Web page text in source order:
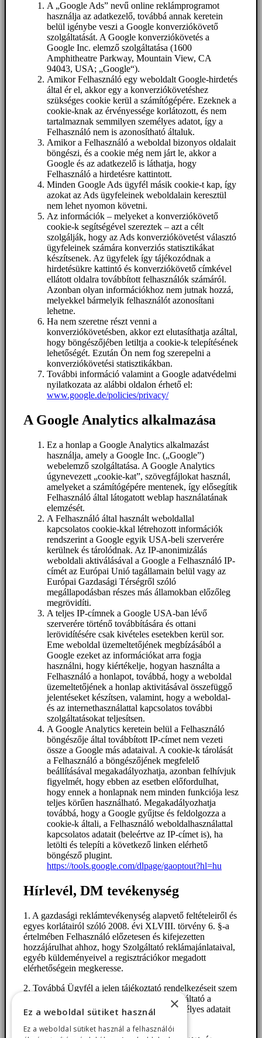
A „Google Ads” nevű online reklámprogramot
használja az adatkezelő, továbbá annak keretein
belül igénybe veszi a Google konverziókövető
szolgáltatását. A Google konverziókövetés a
Google Inc. elemző szolgáltatása (1600
Amphitheatre Parkway, Mountain View, CA
94043, USA; „Google“).
Amikor Felhasználó egy weboldalt Google-hirdetés
által ér el, akkor egy a konverziókövetéshez
szükséges cookie kerül a számítógépére. Ezeknek a
cookie-knak az érvényessége korlátozott, és nem
tartalmaznak semmilyen személyes adatot, így a
Felhasználó nem is azonosítható általuk.
Amikor a Felhasználó a weboldal bizonyos oldalait
böngészi, és a cookie még nem járt le, akkor a
Google és az adatkezelő is láthatja, hogy
Felhasználó a hirdetésre kattintott.
Minden Google Ads ügyfél másik cookie-t kap, így
azokat az Ads ügyfeleinek weboldalain keresztül
nem lehet nyomon követni.
Az információk – melyeket a konverziókövető
cookie-k segítségével szereztek – azt a célt
szolgálják, hogy az Ads konverziókövetést választó
ügyfeleinek számára konverziós statisztikákat
készítsenek. Az ügyfelek így tájékozódnak a
hirdetésükre kattintó és konverziókövető címkével
ellátott oldalra továbbított felhasználók számáról.
Azonban olyan információkhoz nem jutnak hozzá,
melyekkel bármelyik felhasználót azonosítani
lehetne.
Ha nem szeretne részt venni a
konverziókövetésben, akkor ezt elutasíthatja azáltal,
hogy böngészőjében letiltja a cookie-k telepítésének
lehetőségét. Ezután Ön nem fog szerepelni a
konverziókövetési statisztikákban.
További információ valamint a Google adatvédelmi
nyilatkozata az alábbi oldalon érhető el:
www.google.de/policies/privacy/
A Google Analytics alkalmazása
Ez a honlap a Google Analytics alkalmazást
használja, amely a Google Inc. („Google”)
webelemző szolgáltatása. A Google Analytics
úgynevezett „cookie-kat”, szövegfájlokat használ,
amelyeket a számítógépére mentenek, így elősegítik
Felhasználó által látogatott weblap használatának
elemzését.
A Felhasználó által használt weboldallal
kapcsolatos cookie-kkal létrehozott információk
rendszerint a Google egyik USA-beli szerverére
kerülnek és tárolódnak. Az IP-anonimizálás
weboldali aktiválásával a Google a Felhasználó IP-
címét az Európai Unió tagállamain belül vagy az
Európai Gazdasági Térségről szóló
megállapodásban részes más államokban előzőleg
megrövidíti.
A teljes IP-címnek a Google USA-ban lévő
szerverére történő továbbítására és ottani
lerövidítésére csak kivételes esetekben kerül sor.
Eme weboldal üzemeltetőjének megbízásából a
Google ezeket az információkat arra fogja
használni, hogy kiértékelje, hogyan használta a
Felhasználó a honlapot, továbbá, hogy a weboldal
üzemeltetőjének a honlap aktivitásával összefüggő
jelentéseket készítsen, valamint, hogy a weboldal-
és az internethasználattal kapcsolatos további
szolgáltatásokat teljesítsen.
A Google Analytics keretein belül a Felhasználó
böngészője által továbbított IP-címet nem vezeti
össze a Google más adataival. A cookie-k tárolását
a Felhasználó a böngészőjének megfelelő
beállításával megakadályozhatja, azonban felhívjuk
figyelmét, hogy ebben az esetben előfordulhat,
hogy ennek a honlapnak nem minden funkciója lesz
teljes körűen használható. Megakadályozhatja
továbbá, hogy a Google gyűjtse és feldolgozza a
cookie-k általi, a Felhasználó weboldalhasználattal
kapcsolatos adatait (beleértve az IP-címet is), ha
letölti és telepíti a következő linken elérhető
böngésző plugint.
https://tools.google.com/dlpage/gaoptout?hl=hu
Hírlevél, DM tevékenység
1. A gazdasági reklámtevékenység alapvető feltételeiről és
egyes korlátairól szóló 2008. évi XLVIII. törvény 6. §-a
értelmében Felhasználó előzetesen és kifejezetten
hozzájárulhat ahhoz, hogy Szolgáltató reklámajánlataival,
egyéb küldeményeivel a regisztrációkor megadott
elérhetőségein megkeresse.
2. Továbbá Ügyfél a jelen tájékoztató rendelkezéseit szem
előtt tartva hozzájárulhat ahhoz, hogy Szolgáltató a
reklámajánlatok küldéséhez szükséges személyes adatait
×
Ez a weboldal sütiket használ
Ez a weboldal sütiket használ a felhasználói